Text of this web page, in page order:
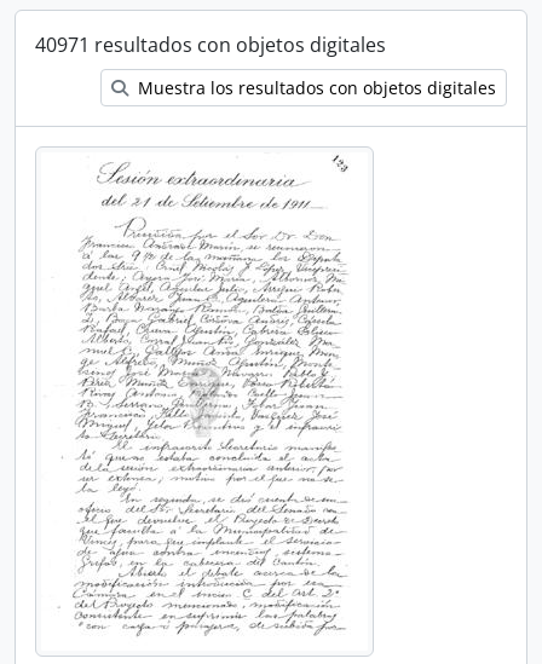
40971 resultados con objetos digitales
Muestra los resultados con objetos digitales